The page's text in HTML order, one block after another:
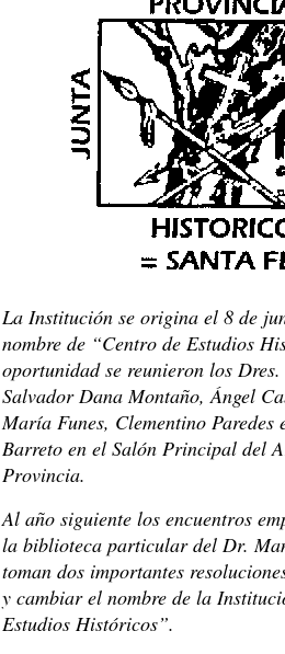
La Institución se origina el 8 de
nombre de “Centro de Estudios
oportunidad se reunieron los
Salvador Dana Montaño, Ángel
María Funes, Clementino Paredes
Barreto en el Salón Principal del
Provincia.
Al año siguiente los encuentros
la biblioteca particular del Dr.
toman dos importantes
y cambiar el nombre de la
Estudios Históricos”.